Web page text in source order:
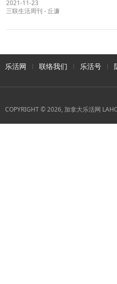
2021-11-23
三联生活周刊 - 丘濂
乐活网 联络我们 乐活号
COPYRIGHT © 2026, 加拿大乐活网